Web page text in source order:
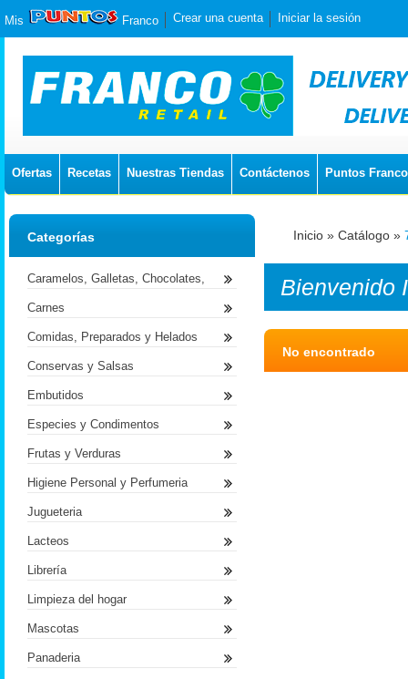
Mis Franco Crear una cuenta Iniciar la sesión
Ofertas Recetas Nuestras Tiendas Contáctenos Puntos Franco
Inicio » Catálogo »
Bienvenido
No encontrado
Categorías
Caramelos, Galletas, Chocolates,
Carnes
Comidas, Preparados y Helados
Conservas y Salsas
Embutidos
Especies y Condimentos
Frutas y Verduras
Higiene Personal y Perfumeria
Jugueteria
Lacteos
Librería
Limpieza del hogar
Mascotas
Panaderia